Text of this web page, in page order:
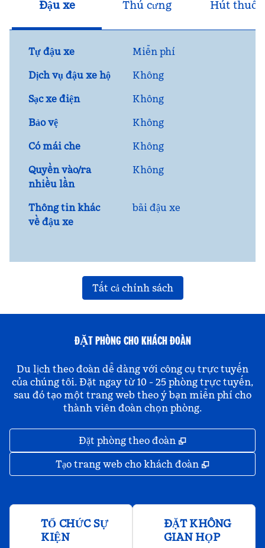
Đậu xe Thú cưng Hút thuốc
Tự đậu xe
Miễn phí
Dịch vụ đậu xe hộ
Không
Sạc xe điện
Không
Bảo vệ
Không
Có mái che
Không
Quyền vào/ra
nhiều lần
Không
Thông tin khác
về đậu xe
bãi đậu xe
Tất cả chính sách
ĐẶT PHÒNG CHO KHÁCH ĐOÀN
Du lịch theo đoàn dễ dàng với công cụ trực tuyến
của chúng tôi. Đặt ngay từ 10 - 25 phòng trực tuyến,
sau đó tạo một trang web theo ý bạn miễn phí cho
thành viên đoàn chọn phòng.
Đặt phòng theo đoàn ,
Tạo trang web cho khách đoàn ,
TỔ CHỨC SỰ
KIỆN
ĐẶT KHÔNG
GIAN HỌP